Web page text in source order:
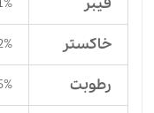
خاکستر
رطوبت